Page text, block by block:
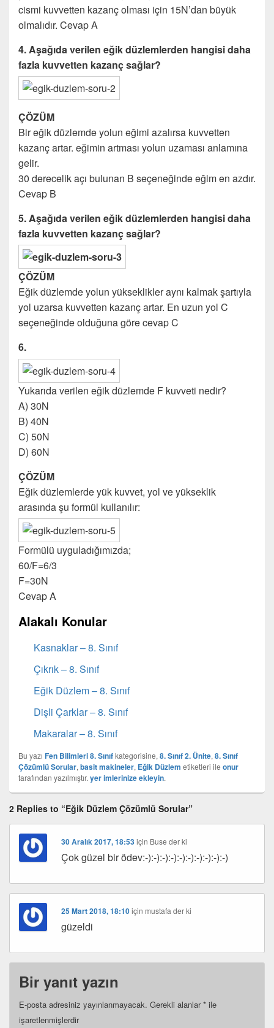
cismi kuvvetten kazanç olması için 15N’dan büyük
olmalıdır. Cevap A
4. Aşağıda verilen eğik düzlemlerden hangisi daha
fazla kuvvetten kazanç sağlar?
ÇÖZÜM
Bir eğik düzlemde yolun eğimi azalırsa kuvvetten
kazanç artar. eğimin artması yolun uzaması anlamına
gelir.
30 derecelik açı bulunan B seçeneğinde eğim en azdır.
Cevap B
5.Aşağıda verilen eğik düzlemlerden hangisi daha
fazla kuvvetten kazanç sağlar?
ÇÖZÜM
Eğik düzlemde yolun yükseklikler aynı kalmak şartıyla
yol uzarsa kuvvetten kazanç artar. En uzun yol C
seçeneğinde olduğuna göre cevap C
6.
Yukarıda verilen eğik düzlemde F kuvveti nedir?
A) 30N
B) 40N
C) 50N
D) 60N
ÇÖZÜM
Eğik düzlemlerde yük kuvvet, yol ve yükseklik
arasında şu formül kullanılır:
Formülü uyguladığımızda;
60/F=6/3
F=30N
Cevap A
Alakalı Konular
Kasnaklar – 8. Sınıf
Çıkrık – 8. Sınıf
Eğik Düzlem – 8. Sınıf
Dişli Çarklar – 8. Sınıf
Makaralar – 8. Sınıf
Bu yazı Fen Bilimleri 8. Sınıfkategorisine, 8. Sınıf 2. Ünite, 8. Sınıf
Çözümlü Sorular, basit makineler, Eğik Düzlem etiketleri ile onur
tarafından yazılmıştır. yer imlerinize ekleyin.
2 Replies to “Eğik Düzlem Çözümlü Sorular”
30 Aralık 2017, 18:53için Buse der ki
Çok güzel bir ödev:-):-):-):-):-):-):-):-):-):-)
25 Mart 2018, 18:10içinmustafa der ki
güzeldi
Bir yanıt yazın
E-posta adresiniz yayınlanmayacak. Gerekli alanlar* ile
işaretlenmişlerdir